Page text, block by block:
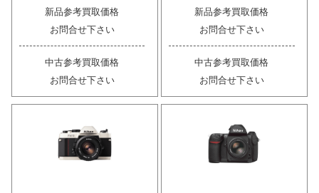
新品参考買取価格
お問合せ下さい
中古参考買取価格
お問合せ下さい
新品参考買取価格
お問合せ下さい
中古参考買取価格
お問合せ下さい